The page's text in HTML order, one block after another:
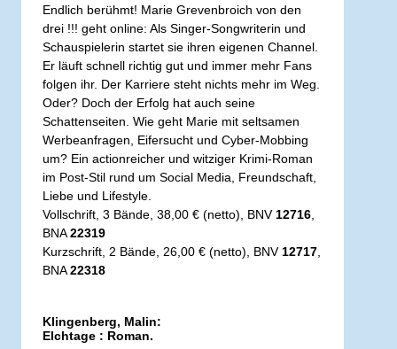
Endlich berühmt! Marie Grevenbroich von den
drei !!! geht online: Als Singer-Songwriterin und
Schauspielerin startet sie ihren eigenen Channel.
Er läuft schnell richtig gut und immer mehr Fans
folgen ihr. Der Karriere steht nichts mehr im Weg.
Oder? Doch der Erfolg hat auch seine
Schattenseiten. Wie geht Marie mit seltsamen
Werbeanfragen, Eifersucht und Cyber-Mobbing
um? Ein actionreicher und witziger Krimi-Roman
im Post-Stil rund um Social Media, Freundschaft,
Liebe und Lifestyle.
Vollschrift, 3 Bände, 38,00 € (netto), BNV12716,
BNA22319
Kurzschrift, 2 Bände, 26,00 € (netto), BNV12717,
BNA22318
Klingenberg, Malin:
Elchtage : Roman.